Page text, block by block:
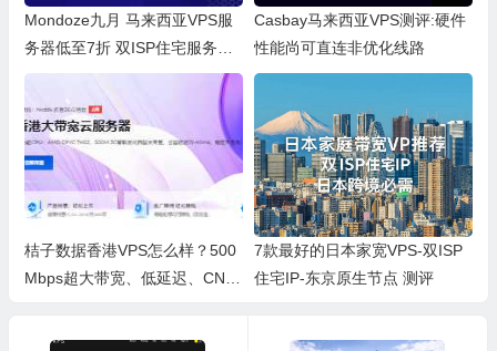
Mondoze九月 马来西亚VPS服
务器低至7折 双ISP住宅服务器/
支持TikTok、Netflix等 测评
Casbay马来西亚VPS测评:硬件
性能尚可直连非优化线路
桔子数据香港VPS怎么样？500
Mbps超大带宽、低延迟、CN2
7款最好的日本家宽VPS-双ISP
住宅IP-东京原生节点 测评